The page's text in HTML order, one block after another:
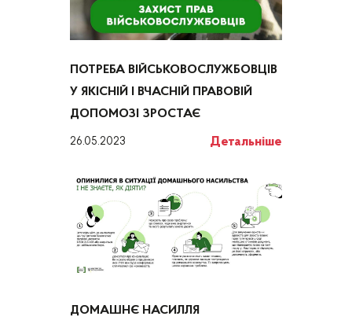
ПОТРЕБА ВІЙСЬКОВОСЛУЖБОВЦІВ
У ЯКІСНІЙ І ВЧАСНІЙ ПРАВОВІЙ
ДОПОМОЗІ ЗРОСТАЄ
26.05.2023 Детальніше
ДОМАШНЄ НАСИЛЛЯ